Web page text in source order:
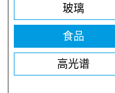
玻璃
食品
高光谱